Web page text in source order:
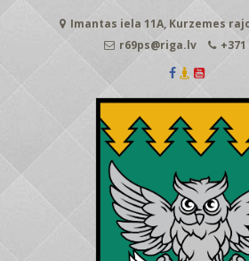
Imantas iela 11A, Kurzemes
r69ps@riga.lv